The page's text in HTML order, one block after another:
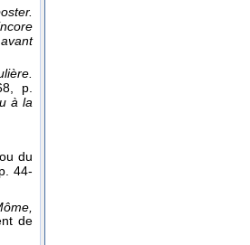
, p.
à la
du
44-
de